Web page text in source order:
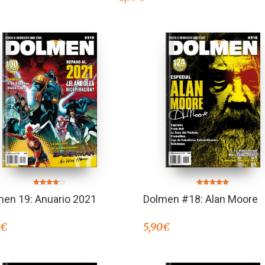
en
4.00
19: Anuario 2021
€
5.00
de 5
Dolmen #18: Alan Moore
5,90€